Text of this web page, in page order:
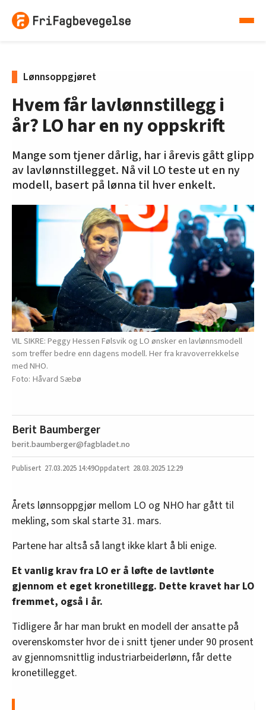
Lønnsoppgjøret
Hvem får lavlønnstillegg i
år? LO har en ny oppskrift
Mange som tjener dårlig, har i årevis gått glipp
av lavlønnstillegget. Nå vil LO teste ut en ny
modell, basert på lønna til hver enkelt.
VIL SIKRE: Peggy Hessen Følsvik og LO ønsker en lavlønnsmodell
som treffer bedre enn dagens modell. Her fra kravoverrekkelse
med NHO.
Håvard Sæbø
Berit Baumberger
berit.baumberger@fagbladet.no
27.03.2025 14:49 28.03.2025 12:29
Årets lønnsoppgjør mellom LO og NHO har gått til
mekling, som skal starte 31. mars.
Partene har altså så langt ikke klart å bli enige.
Et vanlig krav fra LO er å løfte de lavtlønte
gjennom et eget kronetillegg. Dette kravet har LO
fremmet, også i år.
Tidligere år har man brukt en modell der ansatte på
overenskomster hvor de i snitt tjener under 90 prosent
av gjennomsnittlig industriarbeiderlønn, får dette
kronetillegget.